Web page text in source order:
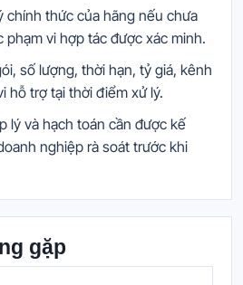
chính thức của hãng nếu chưa
phạm vi hợp tác được xác minh.
số lượng, thời hạn, tỷ giá, kênh
hỗ trợ tại thời điểm xử lý.
lý và hạch toán cần được kế
nghiệp rà soát trước khi
gặp